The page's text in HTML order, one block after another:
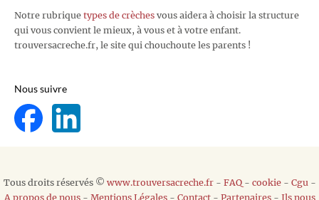
Notre rubrique types de crèches vous aidera à choisir la structure
qui vous convient le mieux, à vous et à votre enfant.
trouversacreche.fr, le site qui chouchoute les parents !
Nous suivre
Tous droits réservés © www.trouversacreche.fr- FAQ- cookie- Cgu -
A propos de nous- Mentions Légales- Contact- Partenaires- Ils nous